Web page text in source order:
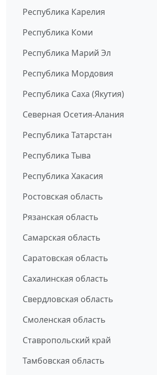
Республика Карелия
Республика Коми
Республика Марий Эл
Республика Мордовия
Республика Саха (Якутия)
Северная Осетия-Алания
Республика Татарстан
Республика Тыва
Республика Хакасия
Ростовская область
Рязанская область
Самарская область
Саратовская область
Сахалинская область
Свердловская область
Смоленская область
Ставропольский край
Тамбовская область